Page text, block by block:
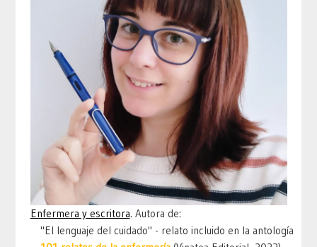
Enfermera y escritora. Autora de:
"El lenguaje del cuidado" - relato incluido en la antología